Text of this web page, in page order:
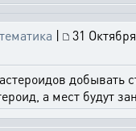
|
31
добывать
а мест будут